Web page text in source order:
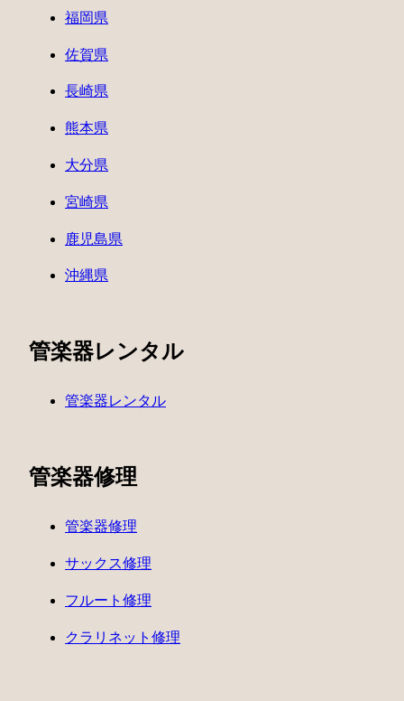
福岡県
佐賀県
長崎県
熊本県
大分県
宮崎県
鹿児島県
沖縄県
管楽器レンタル
管楽器レンタル
管楽器修理
管楽器修理
サックス修理
フルート修理
クラリネット修理